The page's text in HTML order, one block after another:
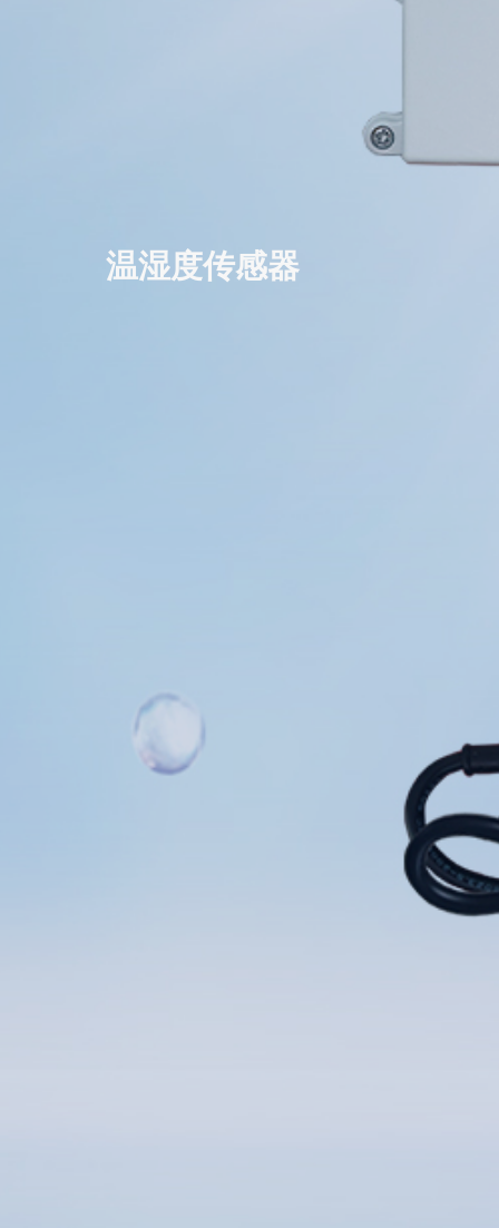
温湿度传感器